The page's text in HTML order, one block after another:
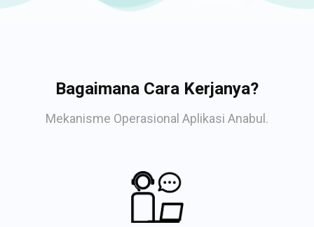
Bagaimana Cara Kerjanya?
Mekanisme Operasional Aplikasi Anabul.